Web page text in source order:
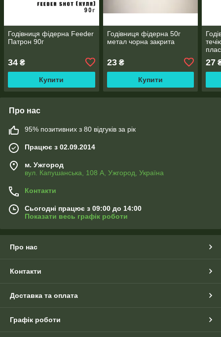
Годівниця фідерна Feeder
Патрон 90г
34 ₴
Купити
Годівниця фідерна 50г
метал чорна закрита
23₴
Купити
27
Про нас
95% позитивних з 80 відгуків за рік
Працює з 02.09.2014
м. Ужгород
вул. Капушанська, 108 А, Ужгород, Україна
Контакти
Сьогодні працює з 09:00 до 14:00
Показати весь графік роботи
Про нас
Контакти
Доставка та оплата
Графік роботи